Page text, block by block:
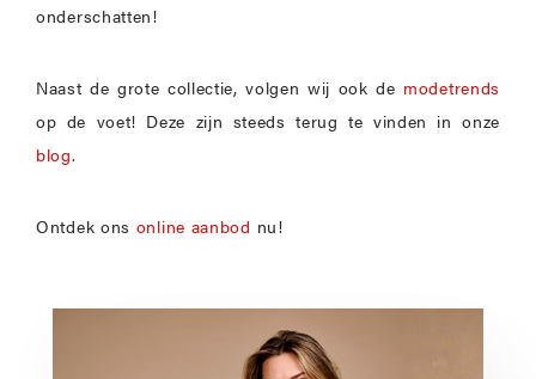
onderschatten!
Naast de grote collectie, volgen wij ook de modetrends
op de voet! Deze zijn steeds terug te vinden in onze
blog.
Ontdek ons online aanbod nu!